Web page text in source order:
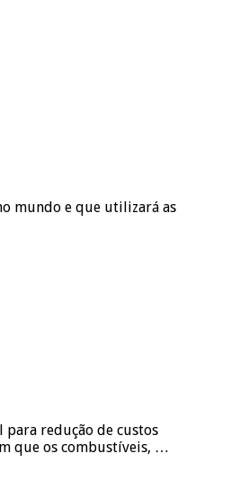
mundo e que utilizará as
redução de custos
que os combustíveis, …